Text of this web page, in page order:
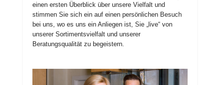
einen ersten Überblick über unsere Vielfalt und
stimmen Sie sich ein auf einen persönlichen Besuch
bei uns, wo es uns ein Anliegen ist, Sie „live“ von
unserer Sortimentsvielfalt und unserer
Beratungsqualität zu begeistern.